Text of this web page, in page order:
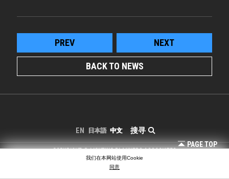
PREV NEXT
BACK TO NEWS
搜寻
EN 日本語 中文
PAGE TOP
COPYRIGHT © LIGHTING PLANNERS ASSOCIATES
我们在本网站使用Cookie
同意